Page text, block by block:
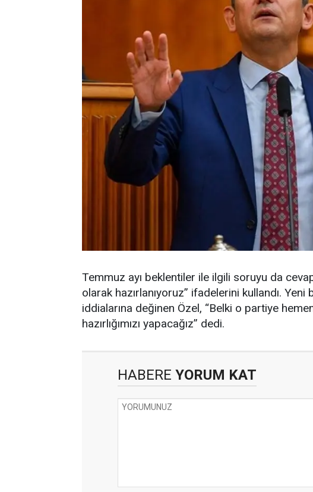
Temmuz ayı beklentiler ile ilgili soruyu da
olarak hazırlanıyoruz” ifadelerini kullandı.
iddialarına değinen Özel, “Belki o partiye
hazırlığımızı yapacağız” dedi.
HABERE YORUM KAT